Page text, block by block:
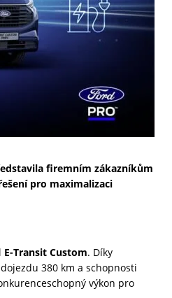
firemním zákazníkům
pro maximalizaci
E-Transit Custom. Díky
380 km a schopnosti
výkon pro